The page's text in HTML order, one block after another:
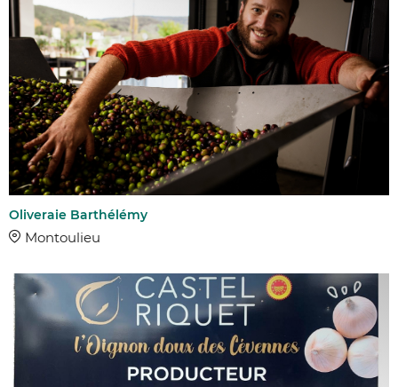
Oliveraie Barthélémy
Montoulieu